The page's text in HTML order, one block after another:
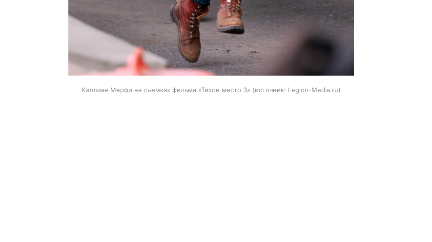
Киллиан Мерфи на съемках фильма «Тихое место 3» источник: Legion-Media.ru